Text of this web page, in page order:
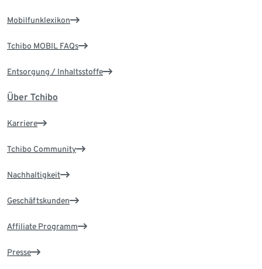
Mobilfunklexikon
Tchibo MOBIL FAQs
Entsorgung / Inhaltsstoffe
Über Tchibo
Karriere
Tchibo Community
Nachhaltigkeit
Geschäftskunden
Affiliate Programm
Presse